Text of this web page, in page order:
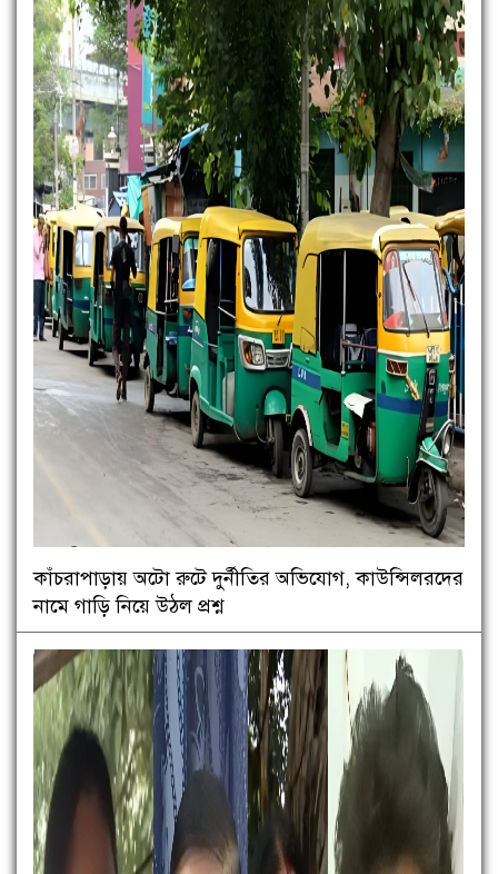
কাঁচরাপাড়ায় অটো রুটে দুর্নীতির অভিযোগ, কাউন্সিলরদের
নামে গাড়ি নিয়ে উঠল প্রশ্ন